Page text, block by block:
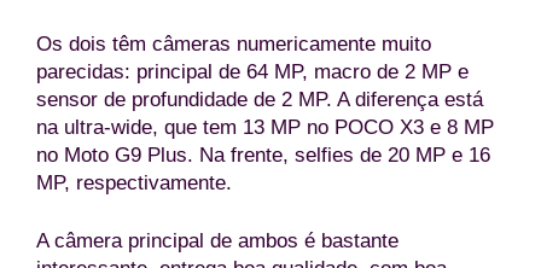
Os dois têm câmeras numericamente muito
parecidas: principal de 64 MP, macro de 2 MP e
sensor de profundidade de 2 MP. A diferença está
na ultra-wide, que tem 13 MP no POCO X3 e 8 MP
no Moto G9 Plus. Na frente, selfies de 20 MP e 16
MP, respectivamente.
A câmera principal de ambos é bastante